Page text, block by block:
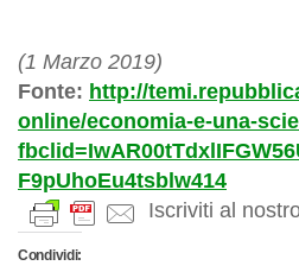
(1 Marzo 2019)
Fonte: http://
online/economia-e-una-
F9pUhoEu4tsblw414
Iscriviti al
Condividi: